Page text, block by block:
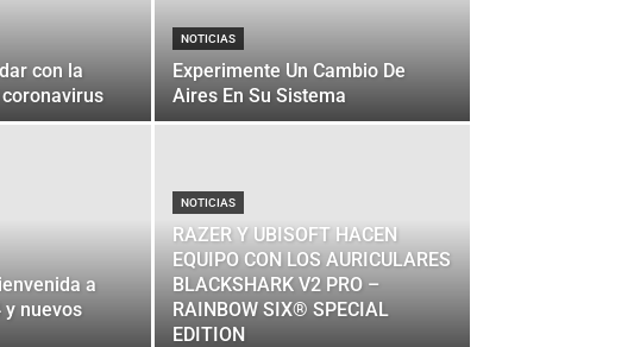
con la
NOTICIAS
Experimente Un Cambio De
Aires En Su Sistema
a
nuevos
NOTICIAS
RAZER Y UBISOFT HACEN
EQUIPO CON LOS AURICULARES
BLACKSHARK V2 PRO –
RAINBOW SIX® SPECIAL
EDITION